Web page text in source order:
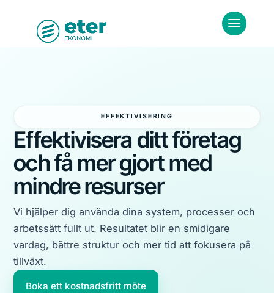
EFFEKTIVISERING
Effektivisera ditt företag
och få mer gjort med
mindre resurser
Vi hjälper dig använda dina system, processer och
arbetssätt fullt ut. Resultatet blir en smidigare
vardag, bättre struktur och mer tid att fokusera på
tillväxt.
Boka ett kostnadsfritt möte